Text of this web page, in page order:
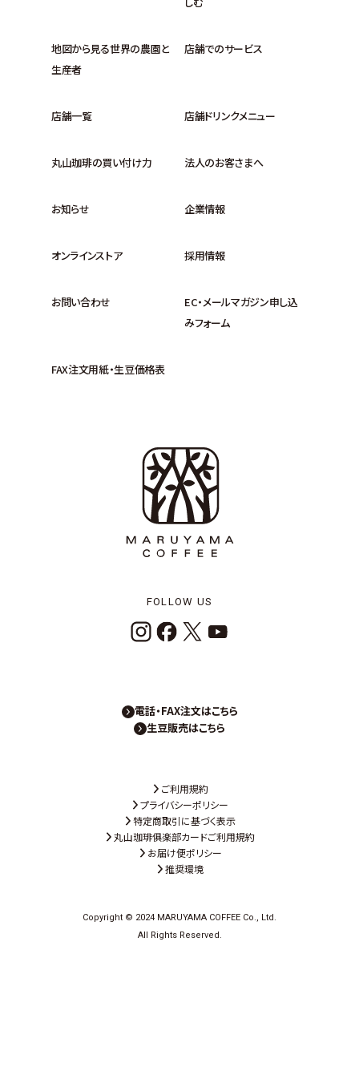
地図から見る世界の農園と
生産者
店舗でのサービス
店舗一覧 店舗ドリンクメニュー
丸山珈琲の買い付け力 法人のお客さまへ
お知らせ 企業情報
オンラインストア 採用情報
お問い合わせ
EC・メールマガジン申し込
みフォーム
FAX注文用紙・生豆価格表
FOLLOW US
電話・FAX注文はこちら
生豆販売はこちら
ご利用規約
プライバシーポリシー
特定商取引に基づく表示
丸山珈琲俱楽部カードご利用規約
お届け便ポリシー
推奨環境
Copyright © 2024 MARUYAMA COFFEE Co., Ltd.
All Rights Reserved.